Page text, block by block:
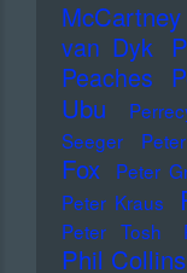
McCartney
van Dyk
Peaches
Ubu
Seeger
Fox
Peter
Peter Kraus
Peter Tosh
Phil Collins